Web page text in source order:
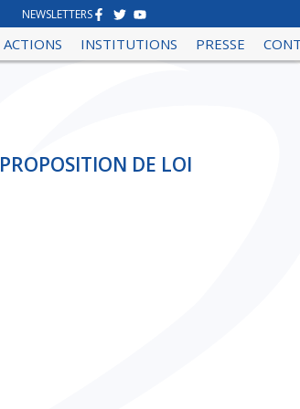
NEWSLETTERS
ACTIONS INSTITUTIONS PRESSE
PROPOSITION DE LOI